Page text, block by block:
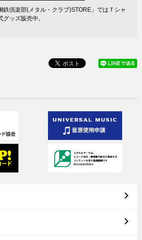
鉄倶楽部(メタル・クラブ)STORE」ではＴシャ
ッズ販売中。